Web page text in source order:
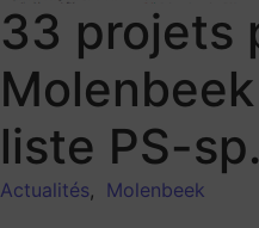
33 projets
liste PS-
Actualités, Molenbeek